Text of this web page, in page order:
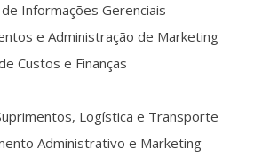
Informações Gerenciais
e Administração de Marketing
Custos e Finanças
Logística e Transporte
Administrativo e Marketing